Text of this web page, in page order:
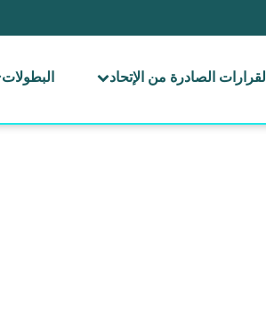
القرارات الصادرة من الإتحاد البطولات